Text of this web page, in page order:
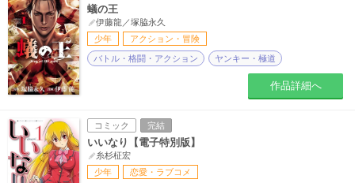
蟻の王
伊藤龍／塚脇永久
少年
アクション・冒険
バトル・格闘・アクション ヤンキー・極道
作品詳細へ
コミック 完結
いいなり【電子特別版】
糸杉柾宏
少年
恋愛・ラブコメ